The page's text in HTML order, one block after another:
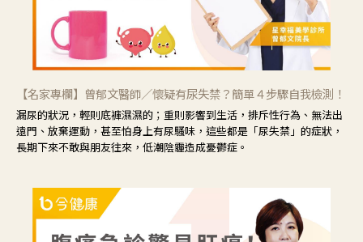
【名家專欄】曾郁文醫師／懷疑有尿失禁？簡單４步驟自我檢測！
漏尿的狀況，輕則底褲濕濕的；重則影響到生活，排斥性行為、無法出
遠門、放棄運動，甚至怕身上有尿騷味，這些都是「尿失禁」的症狀，
長期下來不敢與朋友往來，低潮陰霾造成憂鬱症。